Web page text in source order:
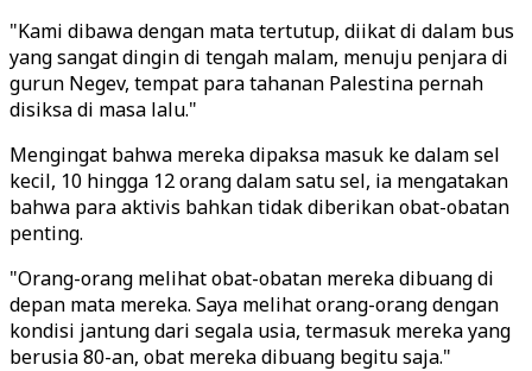
"Kami dibawa dengan mata tertutup, diikat di dalam bus
yang sangat dingin di tengah malam, menuju penjara di
gurun Negev, tempat para tahanan Palestina pernah
disiksa di masa lalu."
Mengingat bahwa mereka dipaksa masuk ke dalam sel
kecil, 10 hingga 12 orang dalam satu sel, ia mengatakan
bahwa para aktivis bahkan tidak diberikan obat-obatan
penting.
"Orang-orang melihat obat-obatan mereka dibuang di
depan mata mereka. Saya melihat orang-orang dengan
kondisi jantung dari segala usia, termasuk mereka yang
berusia 80-an, obat mereka dibuang begitu saja."